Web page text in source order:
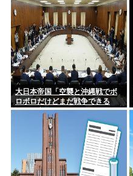
大日本帝国「空襲と沖縄戦でボ
ロボロだけどまだ戦争できる
ぞ！」言うほどか？